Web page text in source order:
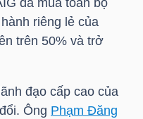
riêng lẻ của
trên 50% và trở
đạo cấp cao của
Ông Phạm Đăng